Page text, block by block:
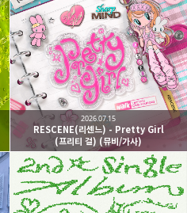
RESCENE(리센느) - Pretty Girl
(프리티 걸) (뮤비/가사)
2026.07.15